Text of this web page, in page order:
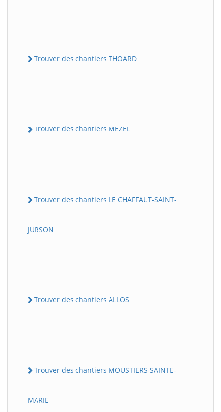
Trouver des chantiers THOARD
Trouver des chantiers MEZEL
Trouver des chantiers LE CHAFFAUT-SAINT-
JURSON
Trouver des chantiers ALLOS
Trouver des chantiers MOUSTIERS-SAINTE-
MARIE